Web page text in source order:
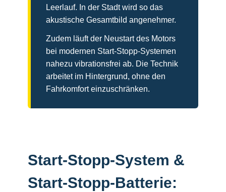
Leerlauf. In der Stadt wird so das
akustische Gesamtbild angenehmer.
Zudem läuft der Neustart des Motors
bei modernen Start-Stopp-Systemen
nahezu vibrationsfrei ab. Die Technik
arbeitet im Hintergrund, ohne den
Fahrkomfort einzuschränken.
Start-Stopp-System &
Start-Stopp-Batterie: